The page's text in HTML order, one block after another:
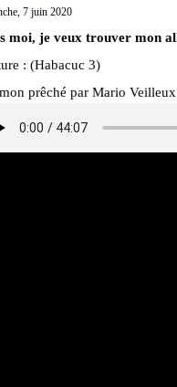
7 juin 2020
moi, je veux trouver mon
: (Habacuc 3)
prêché par Mario